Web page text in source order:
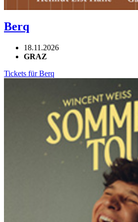
Berq
18.11.2026
GRAZ
Tickets für Berq